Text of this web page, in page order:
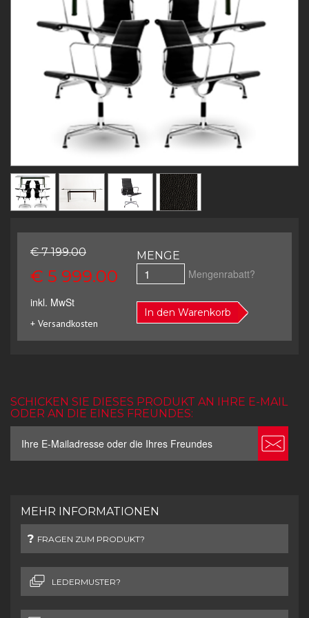
€ 7 199.00
€ 5 999.00
inkl. MwSt
+ Versandkosten
MENGE
Mengenrabatt?
In den Warenkorb
SCHICKEN SIE DIESES PRODUKT AN IHRE E-MAIL
ODER AN DIE EINES FREUNDES:
MEHR INFORMATIONEN
FRAGEN ZUM PRODUKT?
LEDERMUSTER?